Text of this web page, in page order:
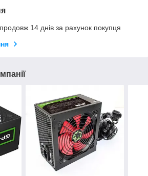
14 днів за рахунок покупця